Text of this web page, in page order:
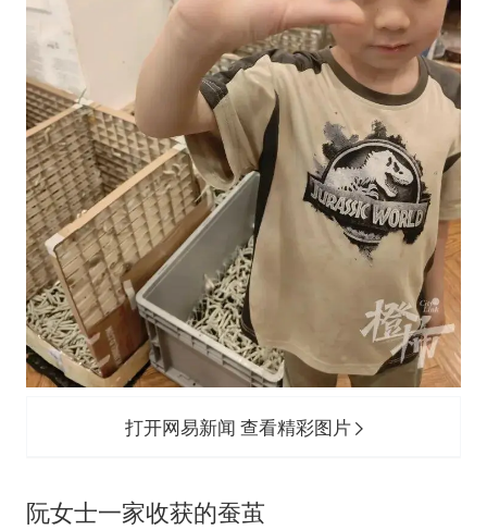
打开网易新闻 查看精彩图片
阮女士一家收获的蚕茧